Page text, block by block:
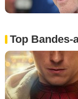
Top Bandes-